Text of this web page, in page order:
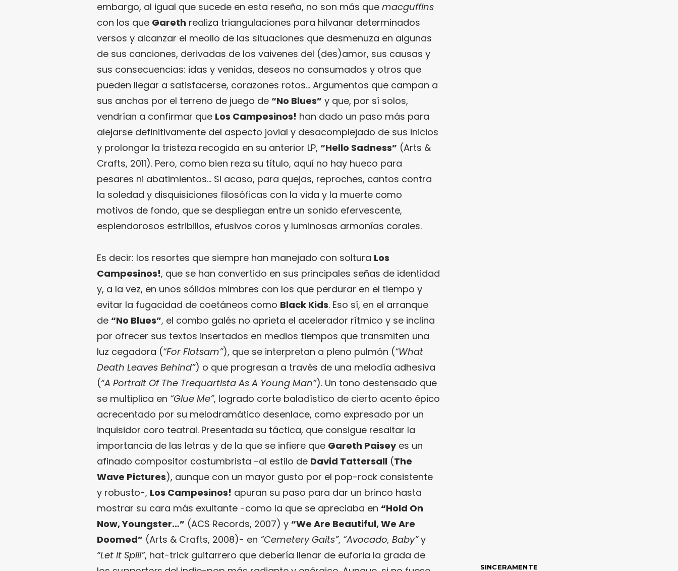
embargo, al igual que sucede en esta reseña, no son más que macguffins
con los que Gareth realiza triangulaciones para hilvanar determinados
versos y alcanzar el meollo de las situaciones que desmenuza en algunas
de sus canciones, derivadas de los vaivenes del (des)amor, sus causas y
sus consecuencias: idas y venidas, deseos no consumados y otros que
pueden llegar a satisfacerse, corazones rotos… Argumentos que campan a
sus anchas por el terreno de juego de “No Blues” y que, por sí solos,
vendrían a confirmar que Los Campesinos! han dado un paso más para
alejarse definitivamente del aspecto jovial y desacomplejado de sus inicios
y prolongar la tristeza recogida en su anterior LP, “Hello Sadness” (Arts &
Crafts, 2011). Pero, como bien reza su título, aquí no hay hueco para
pesares ni abatimientos… Si acaso, para quejas, reproches, cantos contra
la soledad y disquisiciones filosóficas con la vida y la muerte como
motivos de fondo, que se despliegan entre un sonido efervescente,
esplendorosos estribillos, efusivos coros y luminosas armonías corales.
Es decir: los resortes que siempre han manejado con soltura Los
Campesinos!, que se han convertido en sus principales señas de identidad
y, a la vez, en unos sólidos mimbres con los que perdurar en el tiempo y
evitar la fugacidad de coetáneos como Black Kids. Eso sí, en el arranque
de “No Blues”, el combo galés no aprieta el acelerador rítmico y se inclina
por ofrecer sus textos insertados en medios tiempos que transmiten una
luz cegadora (“For Flotsam”), que se interpretan a pleno pulmón (“What
Death Leaves Behind”) o que progresan a través de una melodía adhesiva
(“A Portrait Of The Trequartista As A Young Man”). Un tono destensado que
se multiplica en “Glue Me”, logrado corte baladístico de cierto acento épico
acrecentado por su melodramático desenlace, como expresado por un
inquisidor coro teatral. Presentada su táctica, que consigue resaltar la
importancia de las letras y de la que se infiere que Gareth Paiseyes un
afinado compositor costumbrista -al estilo de David Tattersall (The
Wave Pictures), aunque con un mayor gusto por el pop-rock consistente
y robusto-, Los Campesinos! apuran su paso para dar un brinco hasta
mostrar su cara más exultante -como la que se apreciaba en “Hold On
Now, Youngster…” (ACS Records, 2007) y “We Are Beautiful, We Are
Doomed” (Arts & Crafts, 2008)- en “Cemetery Gaits”, “Avocado, Baby”y
“Let It Spill”, hat-trick guitarrero que debería llenar de euforia la grada de
SINCERAMENTE